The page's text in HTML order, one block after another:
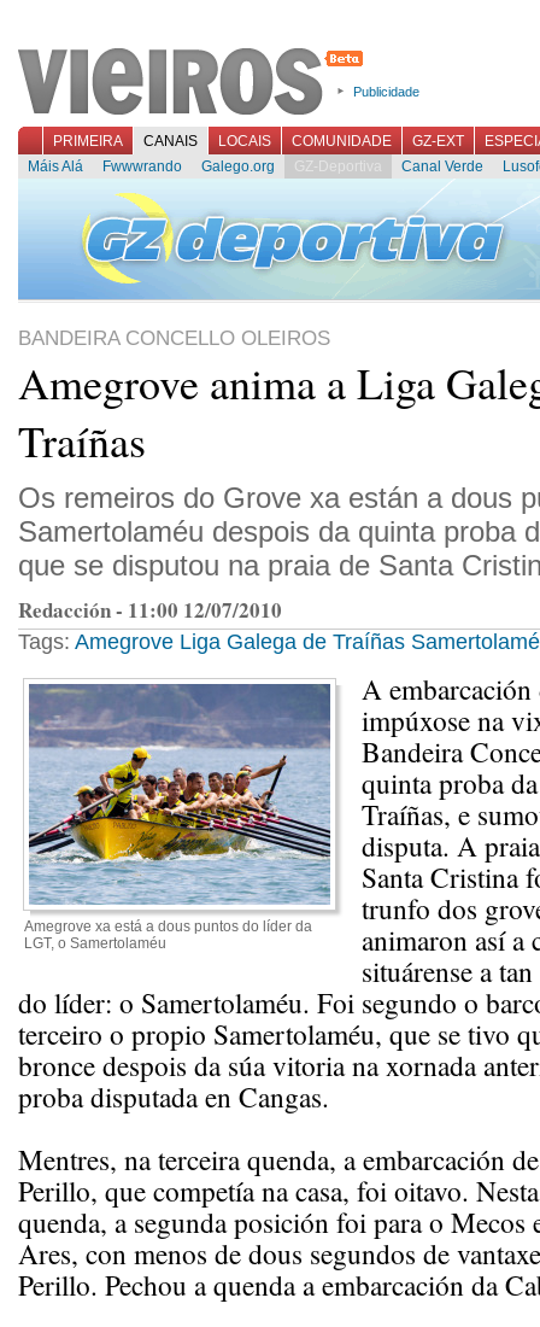
Publicidade
PRIMEIRA CANAIS LOCAIS COMUNIDADE GZ-EXT
Máis Alá
Fwwwrando Galego.org GZ-Deportiva Canal Verde
BANDEIRA CONCELLO OLEIROS
Amegrove anima a Liga
Traíñas
Os remeiros do Grove xa están a dous
Samertolaméu despois da quinta proba
que se disputou na praia de Santa
Redacción - 11:00 12/07/2010
Tags: Amegrove Liga Galega de Traíñas
Amegrove xa está a dous puntos do líder da
LGT, o Samertolaméu
A
impúxose na
Bandeira
quinta proba
Traíñas, e
disputa. A
Santa Cristina
trunfo dos
animaron así a
situárense a
do líder: o Samertolaméu. Foi segundo o
terceiro o propio Samertolaméu, que se tivo
bronce despois da súa vitoria na xornada
proba disputada en Cangas.
Mentres, na terceira quenda, a embarcación
Perillo, que competía na casa, foi oitavo.
quenda, a segunda posición foi para o Mecos
Ares, con menos de dous segundos de
Perillo. Pechou a quenda a embarcación da